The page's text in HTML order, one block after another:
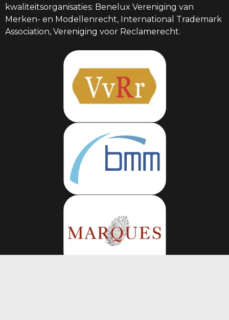
kwaliteitsorganisaties: Benelux Vereniging van
Merken- en Modellenrecht, International Trademark
Association, Vereniging voor Reclamerecht.